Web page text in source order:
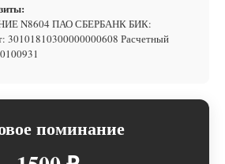
N8604 ПАО СБЕРБАНК БИК:
30101810300000000608 Расчетный
поминание